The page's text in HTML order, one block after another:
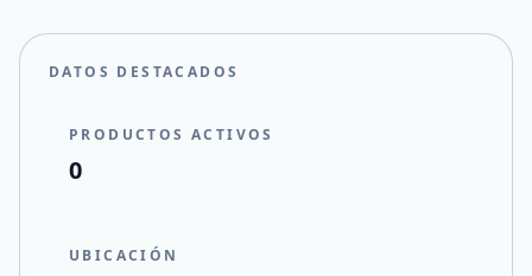
DATOS DESTACADOS
PRODUCTOS ACTIVOS
0
UBICACIÓN